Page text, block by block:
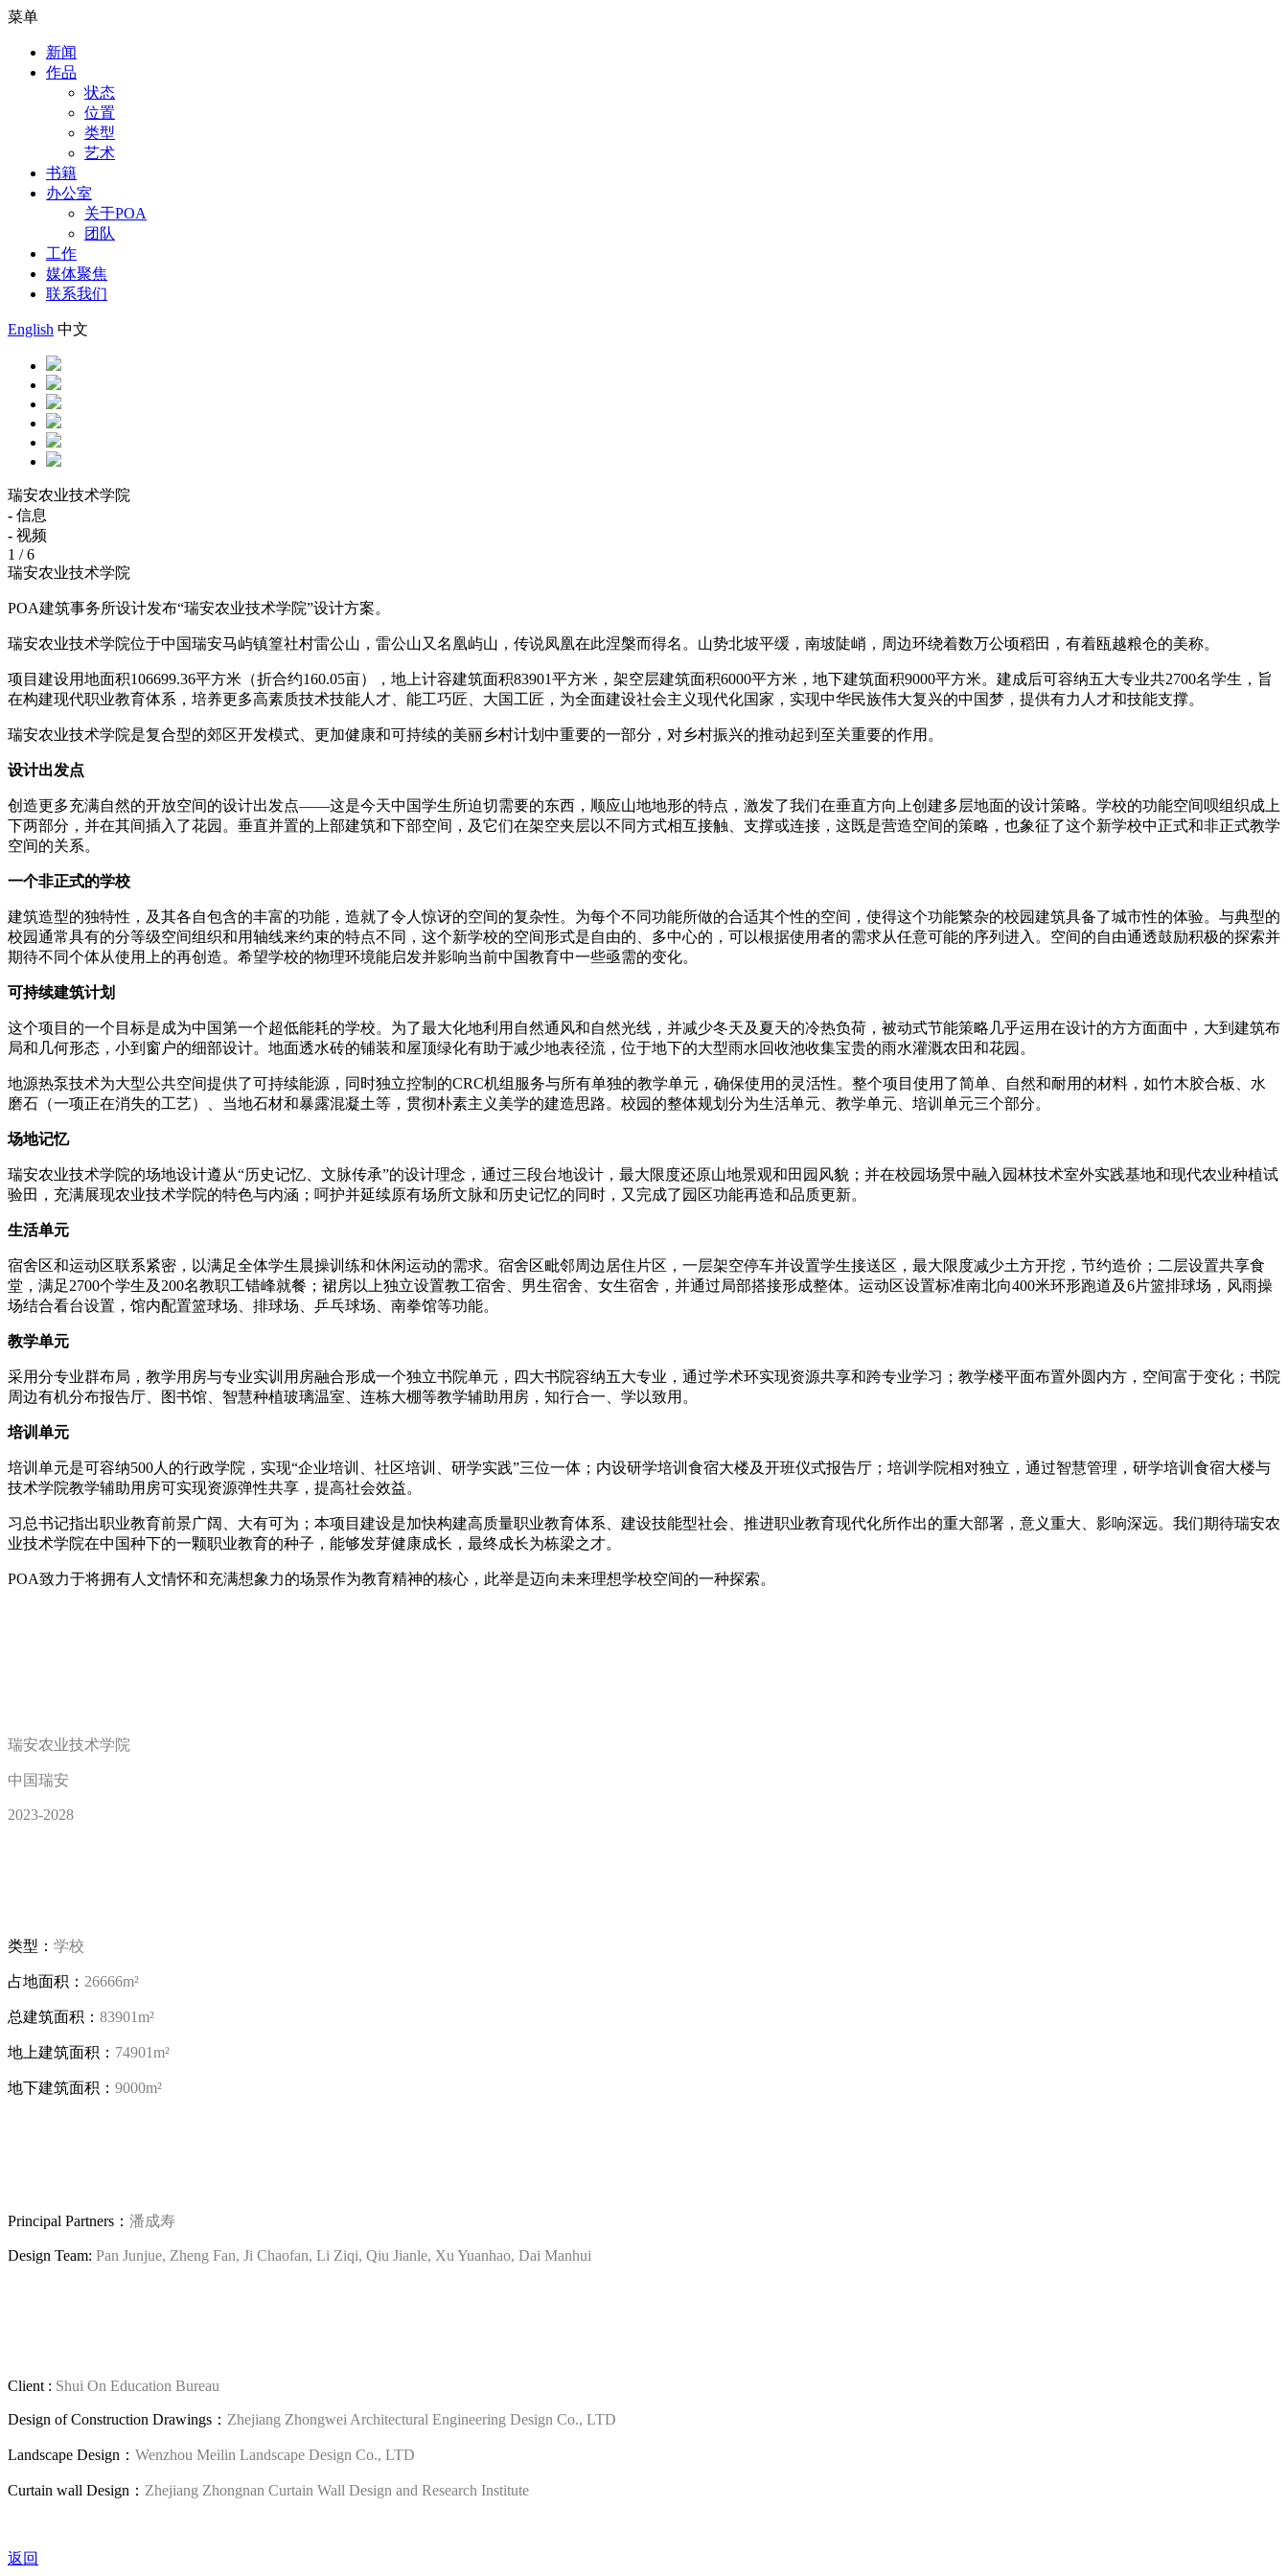
菜单
新闻
作品
状态
位置
类型
艺术
书籍
办公室
关于POA
团队
工作
媒体聚焦
联系我们
English 中文
瑞安农业技术学院
- 信息
- 视频
1 / 6
瑞安农业技术学院
POA建筑事务所设计发布“瑞安农业技术学院”设计方案。
瑞安农业技术学院位于中国瑞安马屿镇篁社村雷公山，雷公山又名凰屿山，传说凤凰在此涅槃而得名。山势北坡平缓，南坡陡峭，周边环绕着数万公顷稻田，有着瓯越粮仓的美称。
项目建设用地面积106699.36平方米（折合约160.05亩），地上计容建筑面积83901平方米，架空层建筑面积6000平方米，地下建筑面积9000平方米。建成后可容纳五大专业共2700名学生，旨
在构建现代职业教育体系，培养更多高素质技术技能人才、能工巧匠、大国工匠，为全面建设社会主义现代化国家，实现中华民族伟大复兴的中国梦，提供有力人才和技能支撑。
瑞安农业技术学院是复合型的郊区开发模式、更加健康和可持续的美丽乡村计划中重要的一部分，对乡村振兴的推动起到至关重要的作用。
设计出发点
创造更多充满自然的开放空间的设计出发点——这是今天中国学生所迫切需要的东西，顺应山地地形的特点，激发了我们在垂直方向上创建多层地面的设计策略。学校的功能空间呗组织成上
下两部分，并在其间插入了花园。垂直并置的上部建筑和下部空间，及它们在架空夹层以不同方式相互接触、支撑或连接，这既是营造空间的策略，也象征了这个新学校中正式和非正式教学
空间的关系。
一个非正式的学校
建筑造型的独特性，及其各自包含的丰富的功能，造就了令人惊讶的空间的复杂性。为每个不同功能所做的合适其个性的空间，使得这个功能繁杂的校园建筑具备了城市性的体验。与典型的
校园通常具有的分等级空间组织和用轴线来约束的特点不同，这个新学校的空间形式是自由的、多中心的，可以根据使用者的需求从任意可能的序列进入。空间的自由通透鼓励积极的探索并
期待不同个体从使用上的再创造。希望学校的物理环境能启发并影响当前中国教育中一些亟需的变化。
可持续建筑计划
这个项目的一个目标是成为中国第一个超低能耗的学校。为了最大化地利用自然通风和自然光线，并减少冬天及夏天的冷热负荷，被动式节能策略几乎运用在设计的方方面面中，大到建筑布
局和几何形态，小到窗户的细部设计。地面透水砖的铺装和屋顶绿化有助于减少地表径流，位于地下的大型雨水回收池收集宝贵的雨水灌溉农田和花园。
地源热泵技术为大型公共空间提供了可持续能源，同时独立控制的CRC机组服务与所有单独的教学单元，确保使用的灵活性。整个项目使用了简单、自然和耐用的材料，如竹木胶合板、水
磨石（一项正在消失的工艺）、当地石材和暴露混凝土等，贯彻朴素主义美学的建造思路。校园的整体规划分为生活单元、教学单元、培训单元三个部分。
场地记忆
瑞安农业技术学院的场地设计遵从“历史记忆、文脉传承”的设计理念，通过三段台地设计，最大限度还原山地景观和田园风貌；并在校园场景中融入园林技术室外实践基地和现代农业种植试
验田，充满展现农业技术学院的特色与内涵；呵护并延续原有场所文脉和历史记忆的同时，又完成了园区功能再造和品质更新。
生活单元
宿舍区和运动区联系紧密，以满足全体学生晨操训练和休闲运动的需求。宿舍区毗邻周边居住片区，一层架空停车并设置学生接送区，最大限度减少土方开挖，节约造价；二层设置共享食
堂，满足2700个学生及200名教职工错峰就餐；裙房以上独立设置教工宿舍、男生宿舍、女生宿舍，并通过局部搭接形成整体。运动区设置标准南北向400米环形跑道及6片篮排球场，风雨操
场结合看台设置，馆内配置篮球场、排球场、乒乓球场、南拳馆等功能。
教学单元
采用分专业群布局，教学用房与专业实训用房融合形成一个独立书院单元，四大书院容纳五大专业，通过学术环实现资源共享和跨专业学习；教学楼平面布置外圆内方，空间富于变化；书院
周边有机分布报告厅、图书馆、智慧种植玻璃温室、连栋大棚等教学辅助用房，知行合一、学以致用。
培训单元
培训单元是可容纳500人的行政学院，实现“企业培训、社区培训、研学实践”三位一体；内设研学培训食宿大楼及开班仪式报告厅；培训学院相对独立，通过智慧管理，研学培训食宿大楼与
技术学院教学辅助用房可实现资源弹性共享，提高社会效益。
习总书记指出职业教育前景广阔、大有可为；本项目建设是加快构建高质量职业教育体系、建设技能型社会、推进职业教育现代化所作出的重大部署，意义重大、影响深远。我们期待瑞安农
业技术学院在中国种下的一颗职业教育的种子，能够发芽健康成长，最终成长为栋梁之才。
POA致力于将拥有人文情怀和充满想象力的场景作为教育精神的核心，此举是迈向未来理想学校空间的一种探索。
瑞安农业技术学院
中国瑞安
2023-2028
类型： 学校
占地面积： 26666m²
总建筑面积： 83901m²
地上建筑面积： 74901m²
地下建筑面积： 9000m²
Principal Partners： 潘成寿
Design Team: Pan Junjue, Zheng Fan, Ji Chaofan, Li Ziqi, Qiu Jianle, Xu Yuanhao, Dai Manhui
Client : Shui On Education Bureau
Design of Construction Drawings： Zhejiang Zhongwei Architectural Engineering Design Co., LTD
Landscape Design： Wenzhou Meilin Landscape Design Co., LTD
Curtain wall Design： Zhejiang Zhongnan Curtain Wall Design and Research Institute
返回